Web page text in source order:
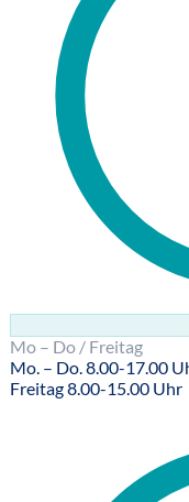
Mo – Do / Freitag
Mo. – Do. 8.00-17.00
Freitag 8.00-15.00 Uhr